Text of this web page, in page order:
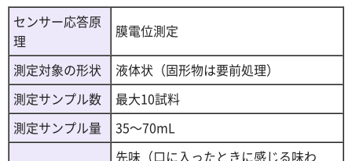
センサー応答原
理
膜電位測定
測定対象の形状
液体状（固形物は要前処理）
測定サンプル数
最大10試料
測定サンプル量
35～70mL
先味（口に入ったときに感じる味わ